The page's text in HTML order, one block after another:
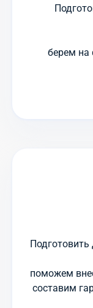
берем на
поможем
составим